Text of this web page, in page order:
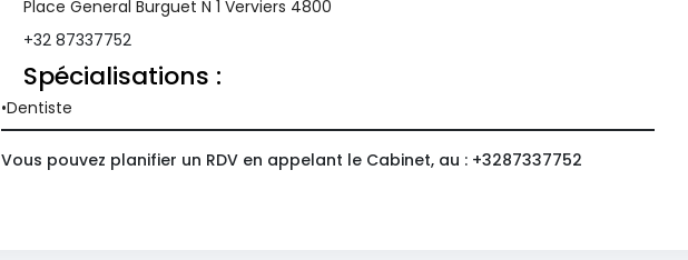
Place General Burguet N 1 Verviers 4800
+32 87337752
Spécialisations :
Dentiste
Vous pouvez planifier un RDV en appelant le Cabinet, au : +3287337752